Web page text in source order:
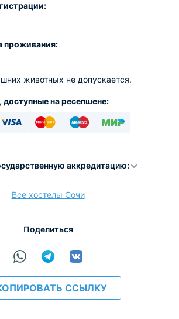
проживания:
животных не допускается.
на ресепшене:
аккредитацию:
Все хостелы Сочи
Поделиться
ССЫЛКУ